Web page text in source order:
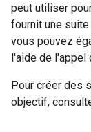
peut utiliser
fournit une
vous pouvez
l'aide de l'appel
Pour créer des
objectif,